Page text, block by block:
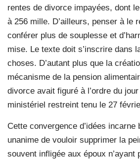
rentes de divorce impayées, dont
à 256 mille. D’ailleurs, penser à le
conférer plus de souplesse et
mise. Le texte doit s’inscrire dans
choses. D’autant plus que la
mécanisme de la pension
divorce avait figuré à l’ordre du jour
ministériel restreint tenu le 27
Cette convergence d’idées incarne
unanime de vouloir supprimer la
souvent infligée aux époux n’ayant